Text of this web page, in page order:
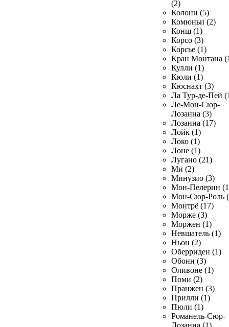
(2)
Колони (5)
Комюньи (2)
Конш (1)
Корсо (3)
Корсье (1)
Кран Монтана
Кулли (1)
Кюли (1)
Кюснахт (3)
Ла Тур-де-Пей
Ле-Мон-Сюр-
Лозанна (3)
Лозанна (17)
Лойк (1)
Локо (1)
Лоне (1)
Лугано (21)
Ми (2)
Минузио (3)
Мон-Пелерин
Мон-Сюр-Роль
Монтрё (17)
Морже (3)
Моржен (1)
Невшатель (1)
Ньон (2)
Оберриден (1)
Обонн (3)
Оливоне (1)
Поми (2)
Пранжен (3)
Прилли (1)
Пюли (1)
Романель-Сюр-
Лозанна (1)